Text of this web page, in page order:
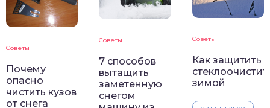
Советы
Почему
опасно
чистить кузов
от снега
Советы
7 способов
вытащить
заметенную
снегом
Советы
Как защитить
зимой